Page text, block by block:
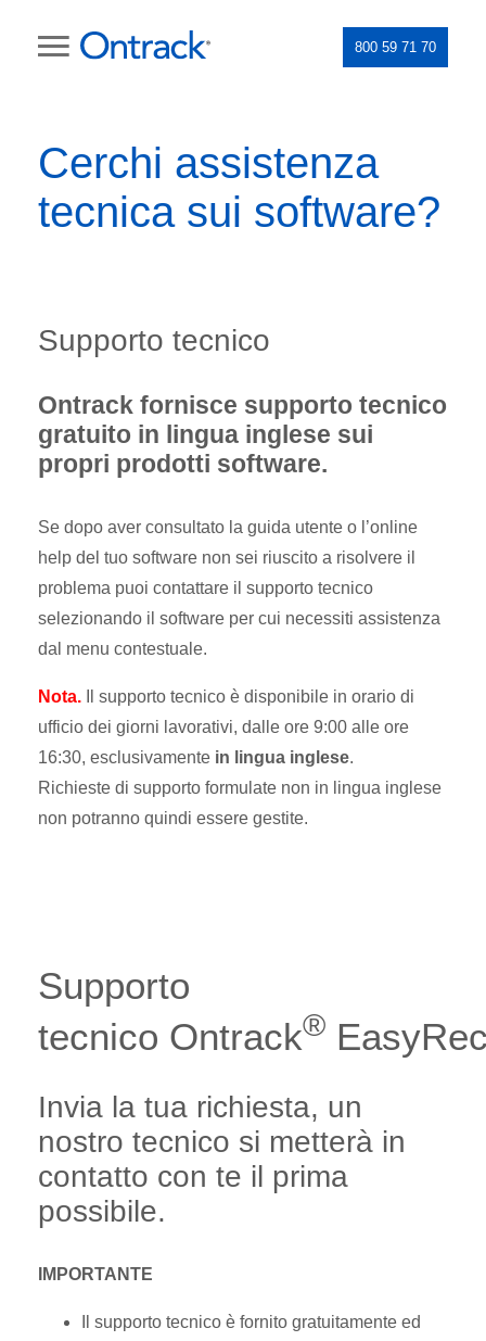
800 59 71 70
Cerchi assistenza
tecnica sui software?
Supporto tecnico
Ontrack fornisce supporto tecnico
gratuito in lingua inglese sui
propri prodotti software.
Se dopo aver consultato la guida utente o l’online
help del tuo software non sei riuscito a risolvere il
problema puoi contattare il supporto tecnico
selezionando il software per cui necessiti assistenza
dal menu contestuale.
Nota. Il supporto tecnico è disponibile in orario di
ufficio dei giorni lavorativi, dalle ore 9:00 alle ore
16:30, esclusivamente in lingua inglese.
Richieste di supporto formulate non in lingua inglese
non potranno quindi essere gestite.
Supporto
tecnico Ontrack®
Invia la tua richiesta, un
nostro tecnico si metterà in
contatto con te il prima
possibile.
IMPORTANTE
Il supporto tecnico è fornito gratuitamente ed